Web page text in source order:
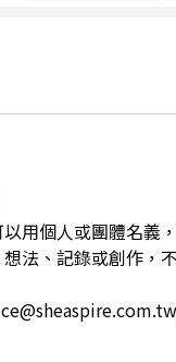
用個人或團體名義
法、記錄或創作，